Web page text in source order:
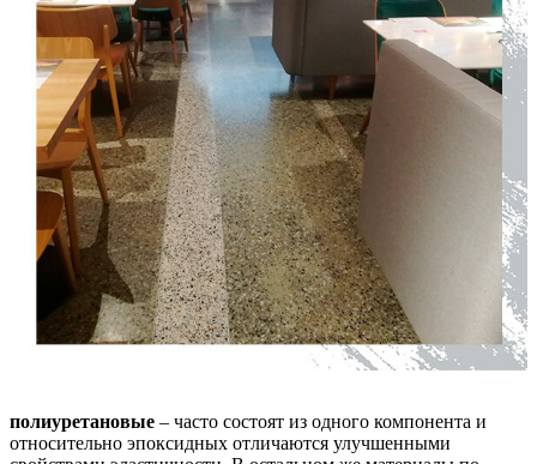
полиуретановые – часто состоят из одного компонента и
относительно эпоксидных отличаются улучшенными